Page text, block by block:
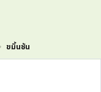
ขมิ้นชัน